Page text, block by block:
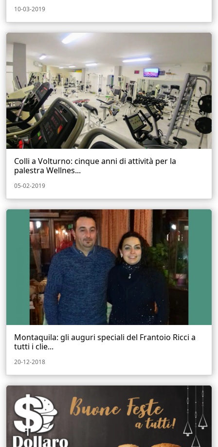
10-03-2019
Colli a Volturno: cinque anni di attività per la
palestra Wellnes...
05-02-2019
Montaquila: gli auguri speciali del Frantoio Ricci a
tutti i clie...
20-12-2018